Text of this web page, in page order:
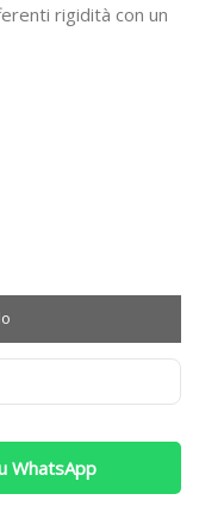
rigidità con un
WhatsApp